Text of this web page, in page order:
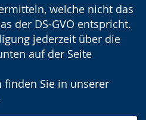
welche nicht das
der DS-GVO entspricht.
jederzeit über die
auf der Seite
Sie in unserer